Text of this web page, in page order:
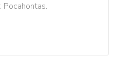
Pocahontas.